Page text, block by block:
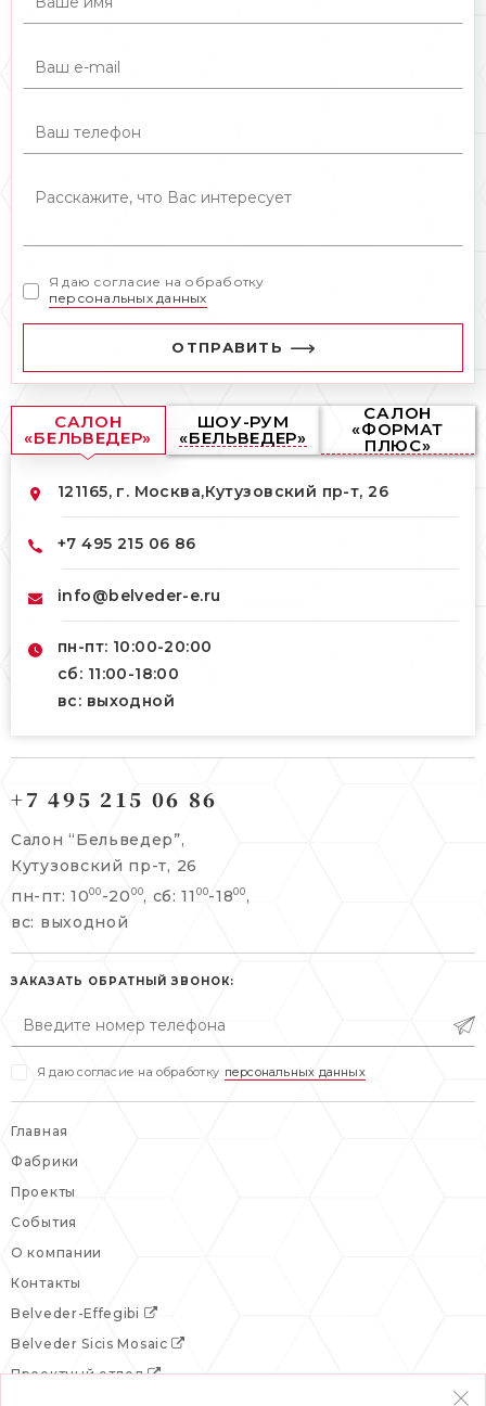
Я даю согласие на обработку
персональных данных
ОТПРАВИТЬ
САЛОН
«БЕЛЬВЕДЕР»
ШОУ-РУМ
«БЕЛЬВЕДЕР»
САЛОН
«ФОРМАТ
ПЛЮС»
121165, г. Москва,Кутузовский пр-т, 26
+7 495 215 06 86
info@belveder-e.ru
пн-пт: 10:00-20:00
сб: 11:00-18:00
вс: выходной
info@belveder-e.ru
пн-пт: 10:00-20:00
сб, вс: выходной
Берсеневский переулок, 3/10с7
+7 495 477 45 43
info@belveder-e.ru
пн-пт: 10:00-19:00
сб: выходной
+7 495 215 06 86
Салон “Бельведер”,
Кутузовский пр-т, 26
пн-пт: 1000 -20 00, сб: 11 00-1800 ,
вс: выходной
ЗАКАЗАТЬ ОБРАТНЫЙ ЗВОНОК:
Я даю согласие на обработку персональных данных
Главная
Фабрики
Проекты
События
О компании
Контакты
Belveder-Effegibi
Belveder Sicis Mosaic
Проектный отдел